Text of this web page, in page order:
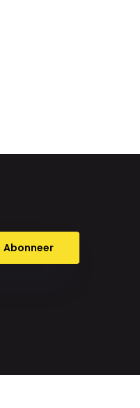
Abonneer